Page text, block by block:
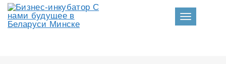
Toggle